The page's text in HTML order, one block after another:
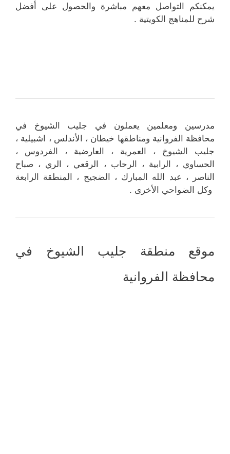
يمكنكم التواصل معهم مباشرة والحصول على أفضل
شرح للمناهج الكويتية .
مدرسين ومعلمين يعملون في جليب الشيوخ في
محافظة الفروانية ومناطقها خيطان ، الأندلس ، اشبيلية ،
جليب الشيوخ ، العمرية ، العارضية ، الفردوس ،
الحساوي ، الرابية ، الرحاب ، الرقعي ، الري ، صباح
الناصر ، عبد الله المبارك ، الضجيج ، المنطقة الرابعة
وكل الضواحي الأخرى .
موقع منطقة جليب الشيوخ في
محافظة الفروانية